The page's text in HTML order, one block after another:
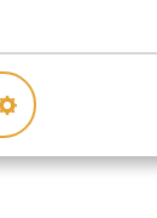
perfetta.